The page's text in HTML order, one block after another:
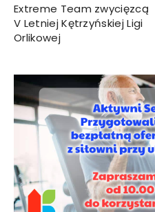
Extreme Team zwycięzcą
V Letniej Kętrzyńskiej Ligi
Orlikowej